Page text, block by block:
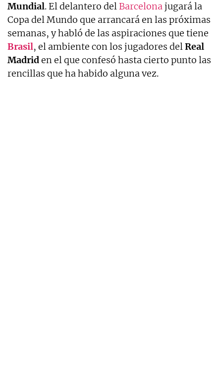
Mundial. El delantero del Barcelonajugará la
Copa del Mundo que arrancará en las próximas
semanas, y habló de las aspiraciones que tiene
Brasil, el ambiente con los jugadores delReal
Madriden el que confesó hasta cierto punto las
rencillas que ha habido alguna vez.